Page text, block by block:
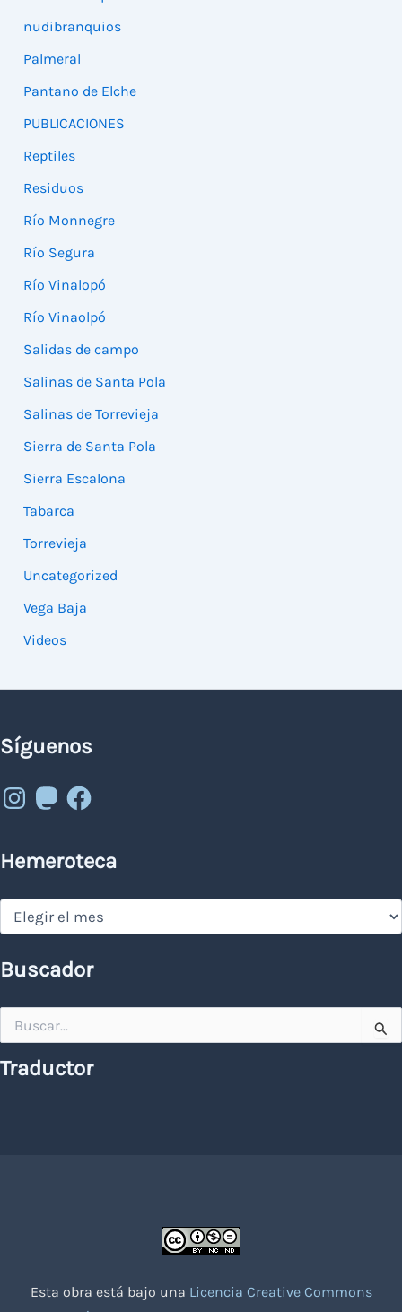
nudibranquios
Palmeral
Pantano de Elche
PUBLICACIONES
Reptiles
Residuos
Río Monnegre
Río Segura
Río Vinalopó
Río Vinaolpó
Salidas de campo
Salinas de Santa Pola
Salinas de Torrevieja
Sierra de Santa Pola
Sierra Escalona
Tabarca
Torrevieja
Uncategorized
Vega Baja
Videos
Síguenos
Instagram
MastodonFacebook
Hemeroteca
Hemeroteca
Buscador
por:
Traductor
Esta obra está bajo una Licencia Creative Commons